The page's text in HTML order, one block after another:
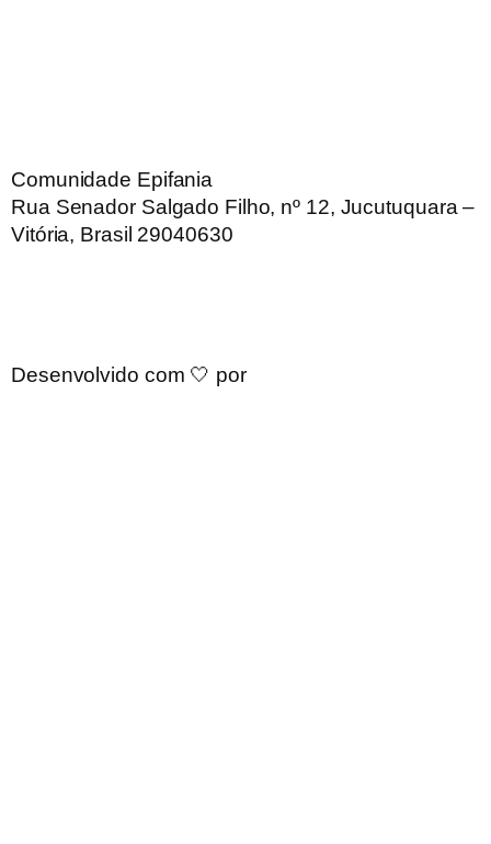
Comunidade Epifania
Rua Senador Salgado Filho, nº 12, Jucutuquara –
Vitória, Brasil 29040630
Desenvolvido com 🤍 por